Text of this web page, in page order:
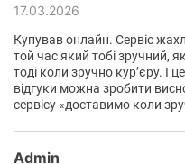
17.03.2026
Купував онлайн. Сервіс
той час який тобі зручний,
тоді коли зручно курʼєру.
відгуки можна зробити
сервісу «доставимо коли
Admin